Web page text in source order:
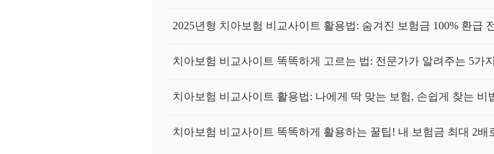
2025년형 치아보험 비교사이트 활용법: 숨겨진 보험금 100% 환급
치아보험 비교사이트 똑똑하게 고르는 법: 전문가가 알려주는 5가
치아보험 비교사이트 활용법: 나에게 딱 맞는 보험, 손쉽게 찾는 비
치아보험 비교사이트 똑똑하게 활용하는 꿀팁! 내 보험금 최대 2배